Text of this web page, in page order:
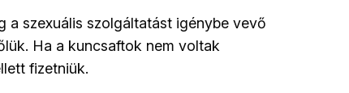
a szexuális szolgáltatást igénybe vevő
Ha a kuncsaftok nem voltak
fizetniük.